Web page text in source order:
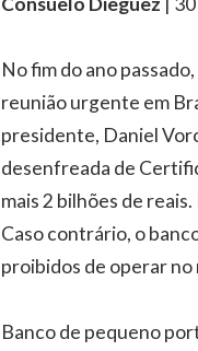
No fim do ano
reunião urgente em
presidente, Daniel
desenfreada de
mais 2 bilhões de
Caso contrário, o
proibidos de operar no
Banco de pequeno